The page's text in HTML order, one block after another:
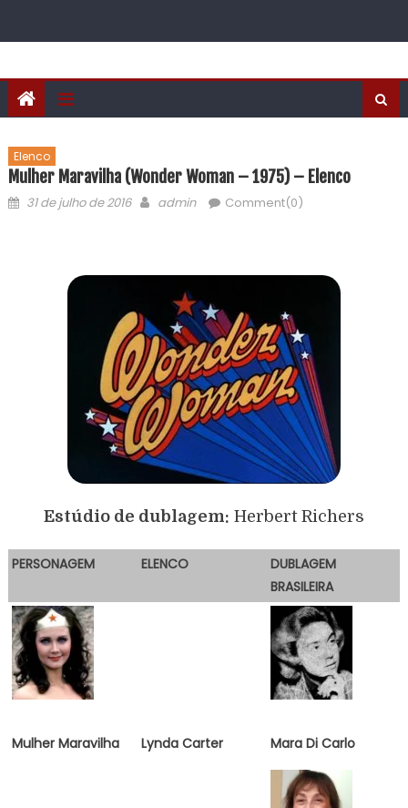
Elenco
Mulher Maravilha (Wonder Woman – 1975) – Elenco
31 de julho de 2016 admin Comment(0)
Estúdio de dublagem: Herbert Richers
PERSONAGEM ELENCO
DUBLAGEM
BRASILEIRA
Mulher Maravilha Lynda Carter Mara Di Carlo